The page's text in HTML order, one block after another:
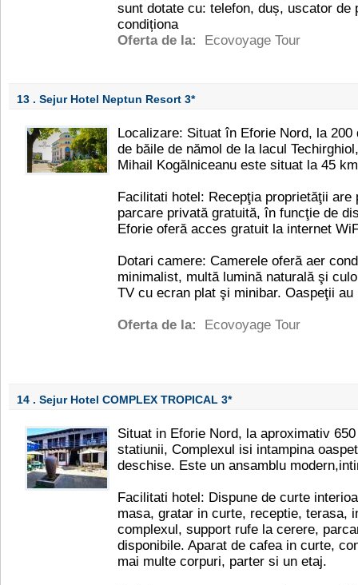
sunt dotate cu: telefon, duș, uscator de
condiționa
Oferta de la:
Ecovoyage Tour
13 . Sejur Hotel Neptun Resort 3*
Localizare: Situat în Eforie Nord, la
de băile de nămol de la lacul
Mihail Kogălniceanu este situat la 45
Facilitati hotel: Recepţia proprietăţii are
parcare privată gratuită, în funcţie de
Eforie oferă acces gratuit la internet
Dotari camere: Camerele oferă aer
minimalist, multă lumină naturală şi
TV cu ecran plat şi minibar. Oaspeţii
Oferta de la: Ecovoyage Tour
14 . Sejur Hotel COMPLEX TROPICAL 3*
Situat in Eforie Nord, la aproximativ
statiunii, Complexul isi intampina
deschise. Este un ansamblu
Facilitati hotel: Dispune de curte
masa, gratar in curte, receptie, terasa,
complexul, support rufe la cerere,
disponibile. Aparat de cafea in curte,
mai multe corpuri, parter si un etaj.